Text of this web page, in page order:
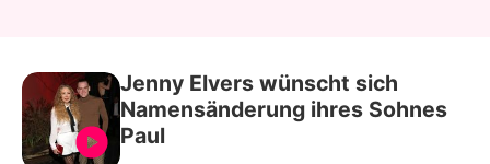
Jenny Elvers wünscht sich
Namensänderung ihres Sohnes
Paul